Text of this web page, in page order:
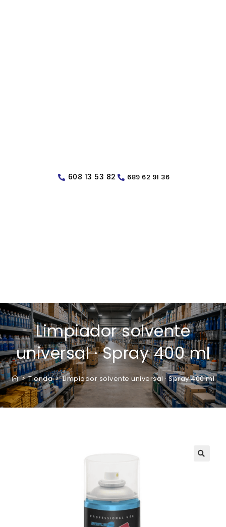
608 13 53 82 689 62 91 36
Limpiador solvente
universal · Spray 400 ml
> Tienda > Limpiador solvente universal · Spray 400 ml